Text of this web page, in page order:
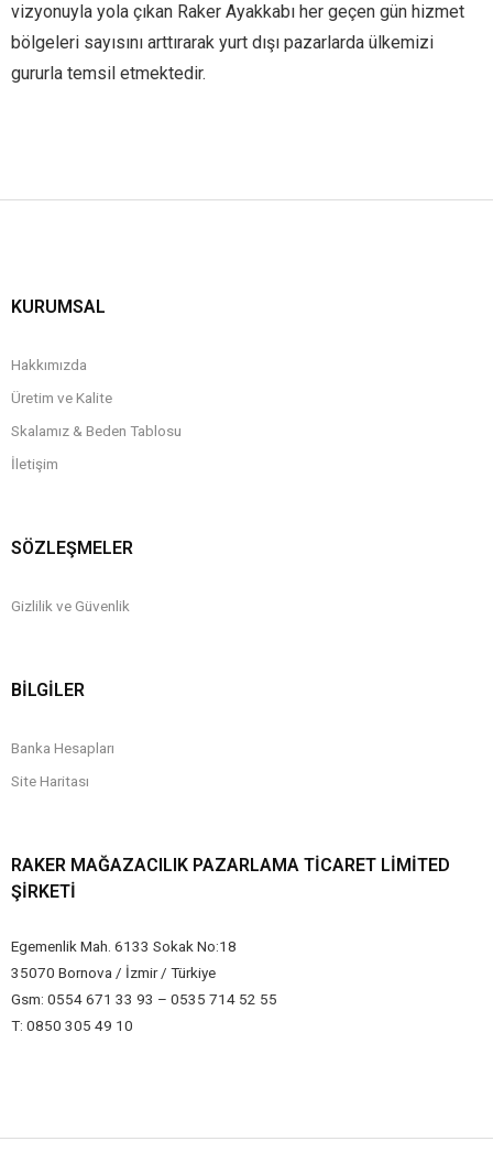
vizyonuyla yola çıkan Raker Ayakkabı her geçen gün hizmet
bölgeleri sayısını arttırarak yurt dışı pazarlarda ülkemizi
gururla temsil etmektedir.
KURUMSAL
Hakkımızda
Üretim ve Kalite
Skalamız & Beden Tablosu
İletişim
SÖZLEŞMELER
Gizlilik ve Güvenlik
BİLGİLER
Banka Hesapları
Site Haritası
RAKER MAĞAZACILIK PAZARLAMA TICARET LIMITED
ŞIRKETI
Egemenlik Mah. 6133 Sokak No:18
35070 Bornova / İzmir / Türkiye
Gsm: 0554 671 33 93 – 0535 714 52 55
T: 0850 305 49 10